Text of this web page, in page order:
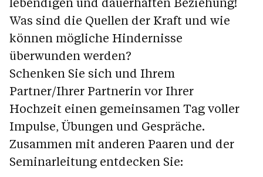
Was sind die Quellen der Kraft und wie
können mögliche Hindernisse
überwunden werden?
Schenken Sie sich und Ihrem
Partner/Ihrer Partnerin vor Ihrer
Hochzeit einen gemeinsamen Tag voller
Impulse, Übungen und Gespräche.
Zusammen mit anderen Paaren und der
Seminarleitung entdecken Sie: